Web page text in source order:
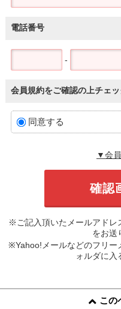
電話番号
-
会員規約をご確認の上チェ
同意する
▼会
※ご記入頂いたメールアドレ
をお送
※Yahoo!メールなどのフリー
ォルダに入
この